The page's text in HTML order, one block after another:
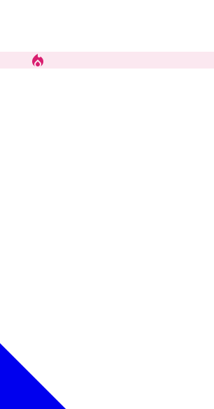
local_fire_department